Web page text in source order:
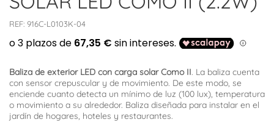
REF: 916C-L0103K-04
Baliza de exterior LED con carga solar Como II. La baliza cuenta
con sensor crepuscular y de movimiento. De este modo, se
enciende cuanto detecta un mínimo de luz (100 lux), temperatura
o movimiento a su alrededor. Baliza diseñada para instalar en el
jardín de hogares, hoteles y restaurantes.